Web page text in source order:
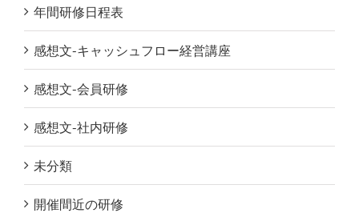
年間研修日程表
感想文-キャッシュフロー経営講座
感想文-会員研修
感想文-社内研修
未分類
開催間近の研修